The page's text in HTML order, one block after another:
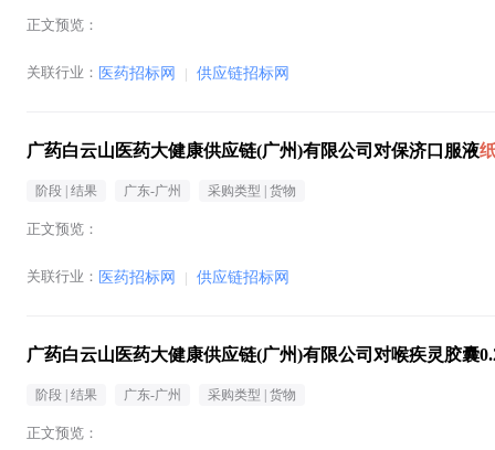
正文预览：
关联行业： 医药招标网 | 供应链招标网
广药白云山医药大健康供应链(广州)有限公司对保济口服液
阶段 | 结果 广东-广州 采购类型 | 货物
正文预览：
关联行业： 医药招标网 | 供应链招标网
广药白云山医药大健康供应链(广州)有限公司对喉疾灵胶囊
阶段 | 结果 广东-广州 采购类型 | 货物
正文预览：